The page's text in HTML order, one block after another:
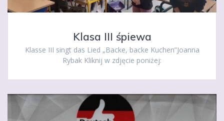
Klasa III śpiewa
Klasse III singt das Lied „Backe, backe Kuchen”Joanna
Rybak Kliknij w zdjęcie poniżej: